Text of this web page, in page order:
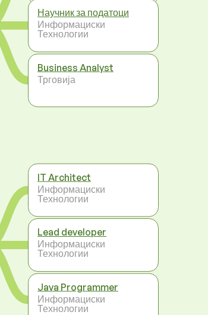
Научник за податоци
Информациски
Технологии
Business Analyst
Трговија
IT Architect
Информациски
Технологии
Lead developer
Информациски
Технологии
Java Programmer
Информациски
Технологии